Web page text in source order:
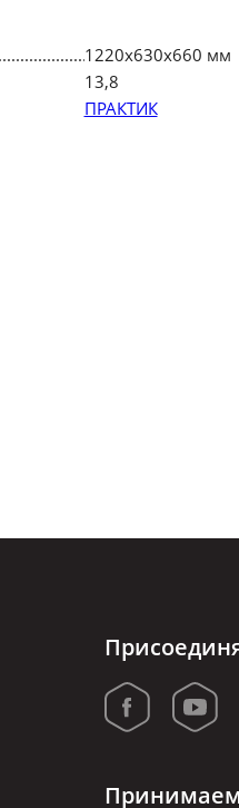
1220х630х660 мм
13,8
ПРАКТИК